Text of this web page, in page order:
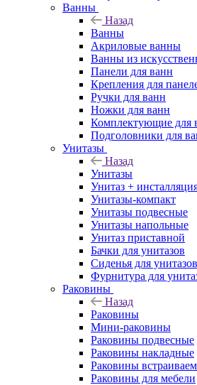
Ванны
Назад
Ванны
Акриловые ванны
Ванны из
Панели для ванн
Крепления для
Ручки для ванн
Ножки для ванн
Комплектующие для
Подголовники для
Унитазы
Назад
Унитазы
Унитаз +
Унитазы-компакт
Унитазы подвесные
Унитазы напольные
Унитаз приставной
Бачки для унитазов
Сиденья для унитазов
Фурнитура для
Раковины
Назад
Раковины
Мини-раковины
Раковины подвесные
Раковины накладные
Раковины
Раковины для мебели